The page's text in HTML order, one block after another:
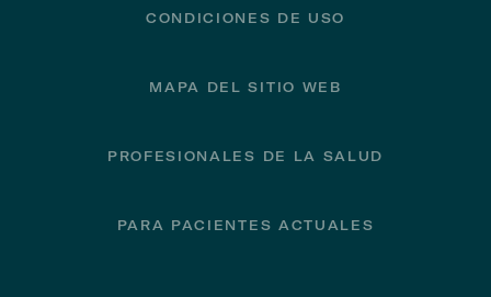
CONDICIONES DE USO
MAPA DEL SITIO WEB
PROFESIONALES DE LA SALUD
PARA PACIENTES ACTUALES